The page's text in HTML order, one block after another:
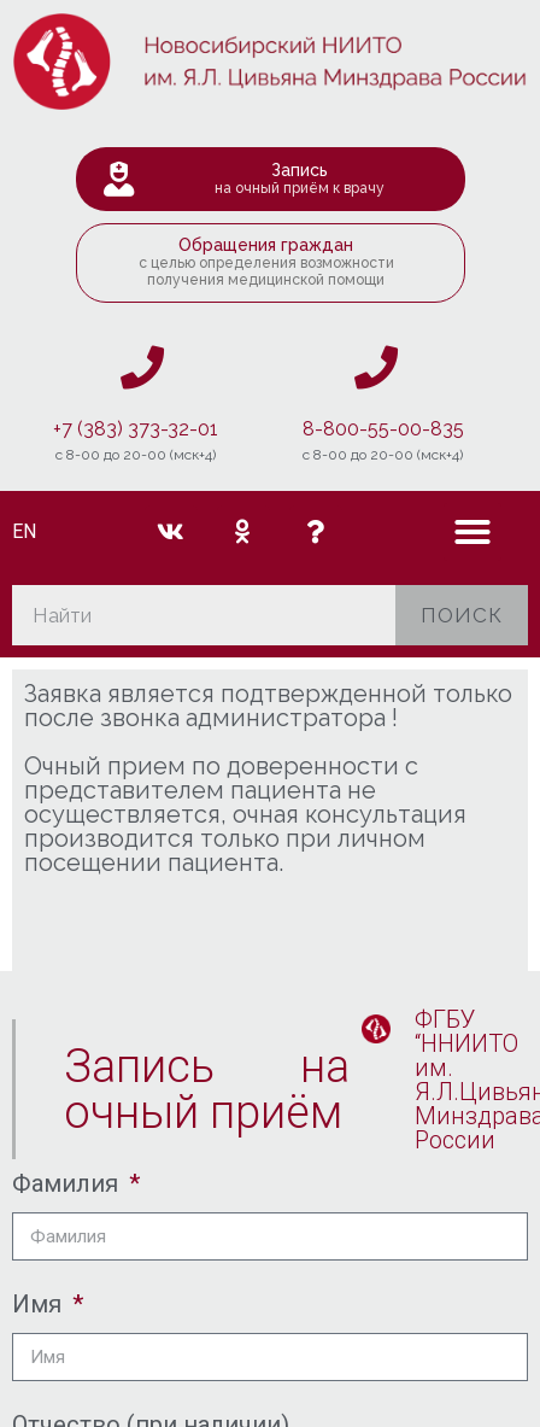
Запись
на очный приём к врачу
Обращения граждан
с целью определения возможности
получения медицинской помощи
+7 (383) 373-32-01
c 8-00 до 20-00 (мск+4)
8-800-55-00-835
c 8-00 до 20-00 (мск+4)
EN
ПОИСК
Заявка является подтвержденной только
после звонка администратора !
Очный прием по доверенности с
представителем пациента не
осуществляется, очная консультация
производится только при личном
посещении пациента.
Запись на
очный приём
ФГБУ
“ННИИТО
им.
России
Фамилия
Имя